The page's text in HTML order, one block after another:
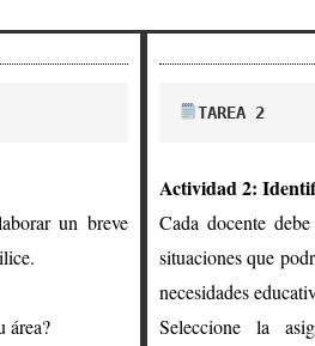
un breve
área?
TAREA 2
Actividad 2:
Cada docente
situaciones que
necesidades
Seleccione la